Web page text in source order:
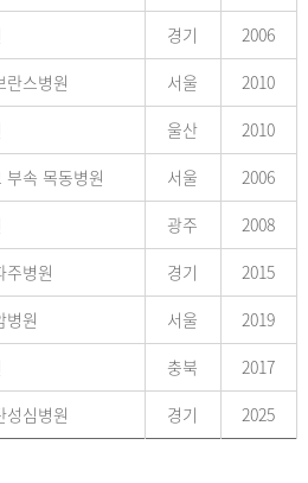
경기
2006
란스병원
서울
2010
울산
2010
부속 목동병원
서울
2006
광주 2008
주병원 경기
2015
병원
서울
2019
충북
2017
성심병원
경기 2025